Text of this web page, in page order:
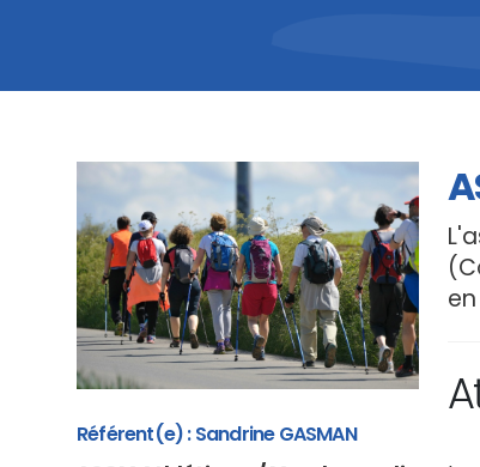
Référent(e) : Sandrine GASMAN